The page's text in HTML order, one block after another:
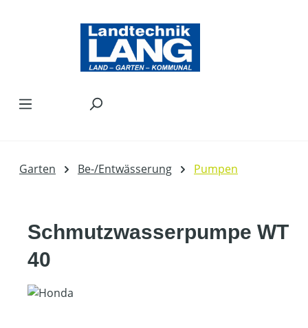
Garten Be-/Entwässerung Pumpen
Schmutzwasserpumpe WT
40